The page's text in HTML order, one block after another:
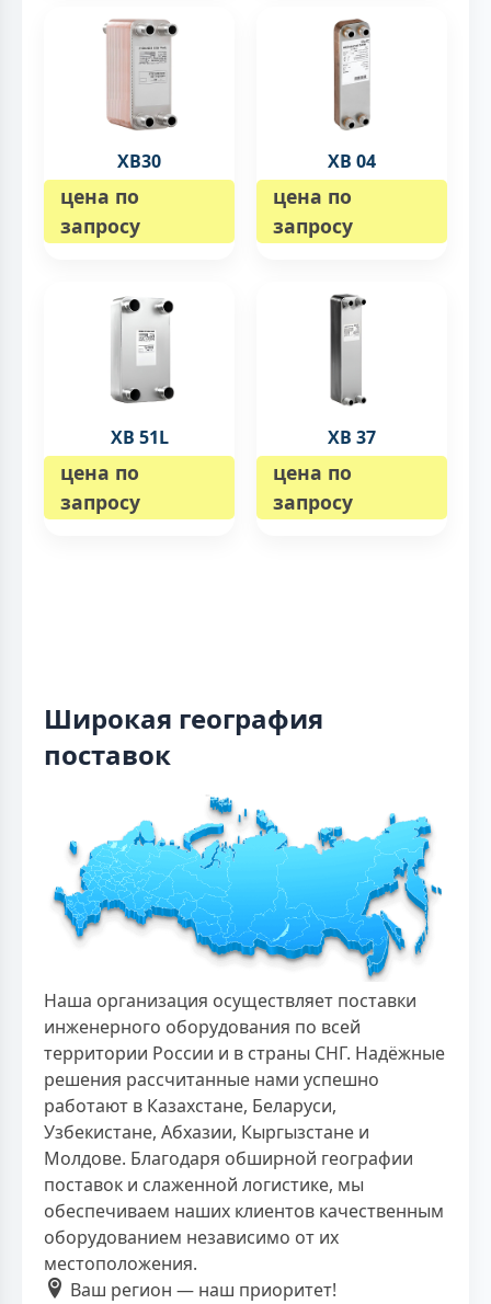
XB30
цена по
запросу
XB 04
цена по
запросу
XB 51L
цена по
запросу
XB 37
цена по
запросу
Широкая география
поставок
Наша организация осуществляет поставки
инженерного оборудования по всей
территории России и в страны СНГ. Надёжные
решения рассчитанные нами успешно
работают в Казахстане, Беларуси,
Узбекистане, Абхазии, Кыргызстане и
Молдове. Благодаря обширной географии
поставок и слаженной логистике, мы
обеспечиваем наших клиентов качественным
оборудованием независимо от их
местоположения.
Ваш регион — наш приоритет!